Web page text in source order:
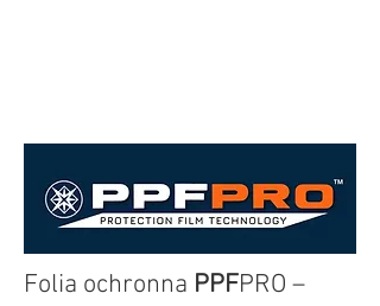
Folia ochronna PPFPRO –